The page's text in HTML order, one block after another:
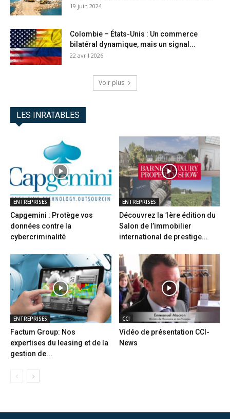
19 juin 2024
Colombie – États-Unis : Un commerce
bilatéral dynamique, mais un signal...
22 avril 2026
Voir plus
LES INRATABLES
ENTREPRISES
Capgemini : Protège vos
données contre la
cybercriminalité
ENTREPRISES
Découvrez la 1ère édition du
Salon de l’immobilier
international de prestige...
ENTREPRISES
Factum Group: Nos
expertises du leasing et de la
gestion de...
CCI
Vidéo de présentation CCI-
News